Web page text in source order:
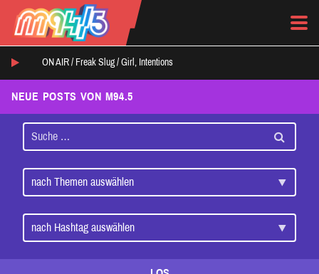
ON AIR / Freak Slug / Girl, Intentions
NEUE POSTS VON M94.5